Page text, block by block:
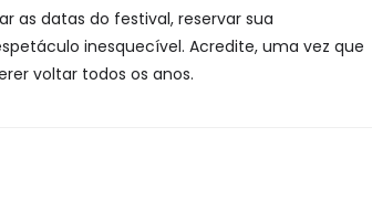
as datas do festival, reservar sua
inesquecível. Acredite, uma vez que
voltar todos os anos.